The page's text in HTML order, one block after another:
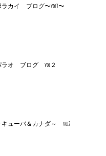
ラカイ ブログ〜vol3〜
ラオ ブログ vol２
キューバ＆カナダ～ vol7